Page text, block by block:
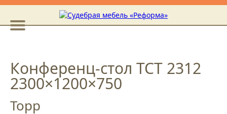
Конференц-стол ТСТ 2312
2300×1200×750
Торр